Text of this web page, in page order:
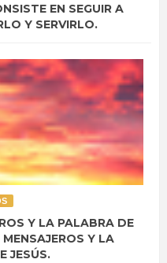
EN SEGUIR A
Y SERVIRLO.
Y LA PALABRA DE
Y LA
JESÚS.